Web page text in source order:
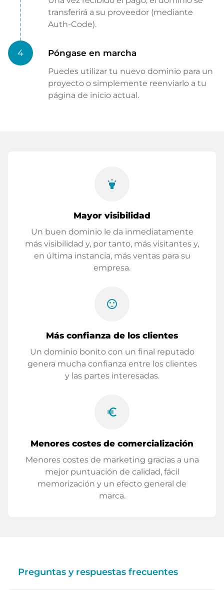
transferirá a su proveedor (mediante
Auth-Code).
4 Póngase en marcha
Puedes utilizar tu nuevo dominio para un
proyecto o simplemente reenviarlo a tu
página de inicio actual.
highlight
Mayor visibilidad
Un buen dominio le da inmediatamente
más visibilidad y, por tanto, más visitantes y,
en última instancia, más ventas para su
empresa.
sentiment_satisfied
Más confianza de los clientes
Un dominio bonito con un final reputado
genera mucha confianza entre los clientes
y las partes interesadas.
euro_symbol
Menores costes de comercialización
Menores costes de marketing gracias a una
mejor puntuación de calidad, fácil
memorización y un efecto general de
marca.
Preguntas y respuestas frecuentes